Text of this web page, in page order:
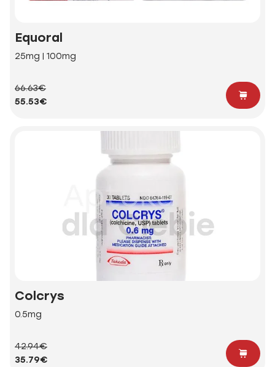
Equoral
25mg | 100mg
66.63€
55.53€
Colcrys
0.5mg
42.94€
35.79€